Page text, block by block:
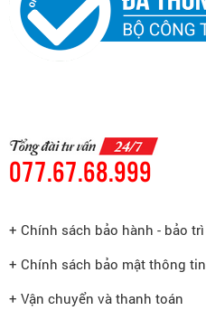
077.67.68.999
+ Chính sách bảo hành - bảo trì
+ Chính sách bảo mật thông tin
+ Vận chuyển và thanh toán